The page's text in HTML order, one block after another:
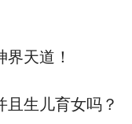
天道！
生儿育女吗？